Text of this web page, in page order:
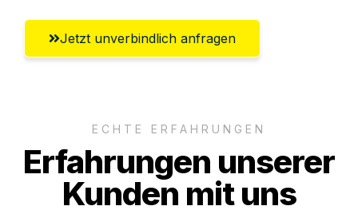
Jetzt unverbindlich anfragen
ECHTE ERFAHRUNGEN
Erfahrungen unserer
Kunden mit uns